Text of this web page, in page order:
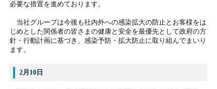
必要な措置を進めております。
当社グループは今後も社内外への感染拡大の防止とお客様をは
じめとした関係者の皆さまの健康と安全を最優先として政府の方
針・行動計画に基づき、感染予防・拡大防止に取り組んでまいり
ます。
2月10日